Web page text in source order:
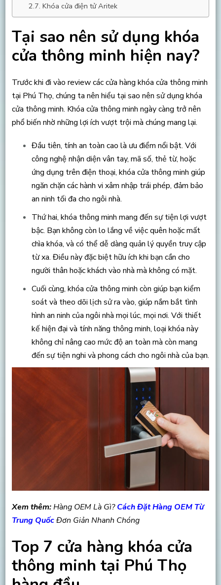
Khóa cửa điện tử Aritek
Tại sao nên sử dụng khóa
cửa thông minh hiện nay?
Trước khi đi vào review các cửa hàng khóa cửa thông minh
tại Phú Thọ, chúng ta nên hiểu tại sao nên sử dụng khóa
cửa thông minh. Khóa cửa thông minh ngày càng trở nên
phổ biến nhờ những lợi ích vượt trội mà chúng mang lại.
Đầu tiên, tính an toàn cao là ưu điểm nổi bật. Với
công nghệ nhận diện vân tay, mã số, thẻ từ, hoặc
ứng dụng trên điện thoại, khóa cửa thông minh giúp
ngăn chặn các hành vi xâm nhập trái phép, đảm bảo
an ninh tối đa cho ngôi nhà.
Thứ hai, khóa thông minh mang đến sự tiện lợi vượt
bậc. Bạn không còn lo lắng về việc quên hoặc mất
chìa khóa, và có thể dễ dàng quản lý quyền truy cập
từ xa. Điều này đặc biệt hữu ích khi bạn cần cho
người thân hoặc khách vào nhà mà không có mặt.
Cuối cùng, khóa cửa thông minh còn giúp bạn kiểm
soát và theo dõi lịch sử ra vào, giúp nắm bắt tình
hình an ninh của ngôi nhà mọi lúc, mọi nơi. Với thiết
kế hiện đại và tính năng thông minh, loại khóa này
không chỉ nâng cao mức độ an toàn mà còn mang
đến sự tiện nghi và phong cách cho ngôi nhà của bạn.
Xem thêm:Hàng OEM Là Gì?Cách Đặt Hàng OEM Từ
Trung QuốcĐơn Giản Nhanh Chóng
Top 7 cửa hàng khóa cửa
thông minh tại Phú Thọ